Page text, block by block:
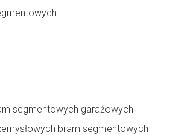
segmentowych garażowych
bram segmentowych